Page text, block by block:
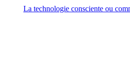
La technologie consciente ou